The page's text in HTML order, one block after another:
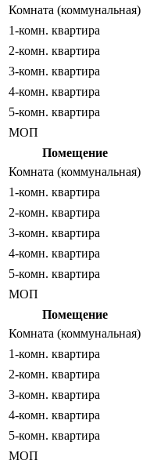
Комната (коммунальная)
1-комн. квартира
2-комн. квартира
3-комн. квартира
4-комн. квартира
5-комн. квартира
МОП
Помещение
Комната (коммунальная)
1-комн. квартира
2-комн. квартира
3-комн. квартира
4-комн. квартира
5-комн. квартира
МОП
Помещение
Комната (коммунальная)
1-комн. квартира
2-комн. квартира
3-комн. квартира
4-комн. квартира
5-комн. квартира
МОП